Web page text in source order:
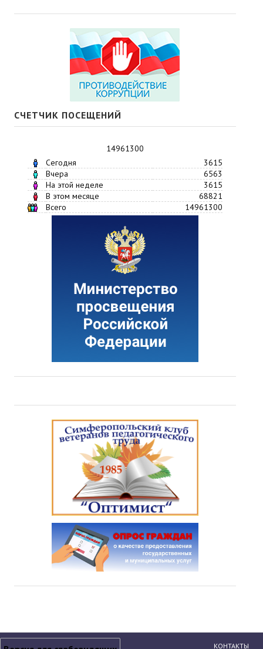
СЧЕТЧИК ПОСЕЩЕНИЙ
14961300
Сегодня
3615
Вчера
6563
На этой неделе
3615
В этом месяце
68821
Всего
14961300
КОНТАКТЫ